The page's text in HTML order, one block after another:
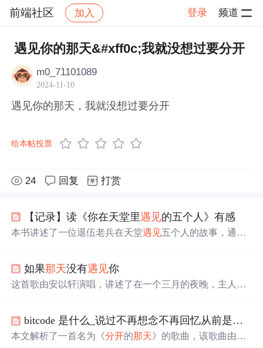
前端社区 加入 登录 频道
社区 前端社区 感慨 帖子详情
遇见你的那天&#xff0c;我就没想过要分开
m0_71101089
2024-11-10
遇见你的那天，我就没想过要分开
给本帖投票
24 回复 打赏
【记录】读《你在天堂里遇见的五个人》有感
本书讲述了一位退伍老兵在天堂遇见五个人的故事，通过
如果那天没有遇见你
这首歌由安以轩演唱，讲述了在一个三月的夜晚，主人公
情的深切怀念。
bitcode 是什么_说过不再想念不再回忆从前是什么歌
本文解析了一首名为《分开的那天》的歌曲，该歌曲由古